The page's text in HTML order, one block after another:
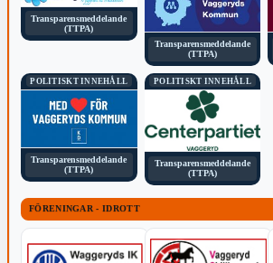
Transparensmeddelande
(TTPA)
Transparensmeddelande
(TTPA)
POLITISKT INNEHÅLL
Transparensmeddelande
(TTPA)
POLITISKT INNEHÅLL
Transparensmeddelande
(TTPA)
FÖRENINGAR - IDROTT